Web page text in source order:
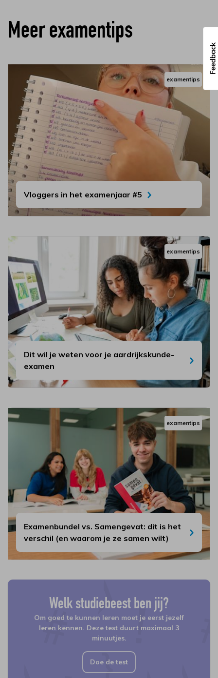
Meer examentips
examentips
Vloggers in het examenjaar #5
examentips
Dit wil je weten voor je aardrijkskunde-
examen
examentips
Examenbundel vs. Samengevat: dit is het
verschil (en waarom je ze samen wilt)
Welk studiebeest ben jij?
Om goed te kunnen leren moet je eerst jezelf
leren kennen. Deze test duurt maximaal 3
minuutjes.
Doe de test